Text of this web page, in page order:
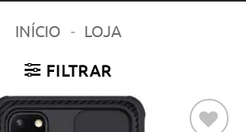
INÍCIO - LOJA
FILTRAR